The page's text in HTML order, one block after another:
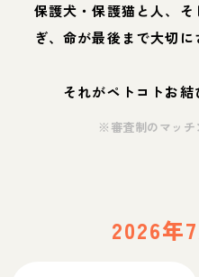
保護犬・保護猫と人、
ぎ、命が最後まで大切に
それがペトコトお結
※審査制のマッチ
2026年